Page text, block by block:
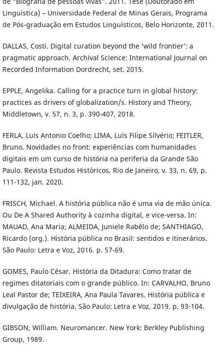
Linguística) – Universidade Federal de Minas Gerais, Programa
de Pós-graduação em Estudos Linguísticos, Belo Horizonte, 2011.
DALLAS, Costi. Digital curation beyond the ‘wild frontier’: a
pragmatic approach. Archival Science: International Journal on
Recorded Information Dordrecht, set. 2015.
EPPLE, Angelika. Calling for a practice turn in global history:
practices as drivers of globalization/s. History and Theory,
Middletown, v. 57, n. 3, p. 390-407, 2018.
FERLA, Luis Antonio Coelho; LIMA, Luís Filipe Silvério; FEITLER,
Bruno. Novidades no front: experiências com humanidades
digitais em um curso de história na periferia da Grande São
Paulo. Revista Estudos Históricos, Rio de Janeiro, v. 33, n. 69, p.
111-132, jan. 2020.
FRISCH, Michael. A história pública não é uma via de mão única.
Ou De A Shared Authority à cozinha digital, e vice-versa. In:
MAUAD, Ana Maria; ALMEIDA, Juniele Rabêlo de; SANTHIAGO,
Ricardo (org.). História pública no Brasil: sentidos e itinerários.
São Paulo: Letra e Voz, 2016. p. 57-69.
GOMES, Paulo César. História da Ditadura: Como tratar de
regimes ditatoriais com o grande público. In: CARVALHO, Bruno
Leal Pastor de; TEIXEIRA, Ana Paula Tavares. História pública e
divulgação de história. São Paulo: Letra e Voz, 2019. p. 93-104.
GIBSON, William. Neuromancer. New York: Berkley Publishing
Group, 1989.